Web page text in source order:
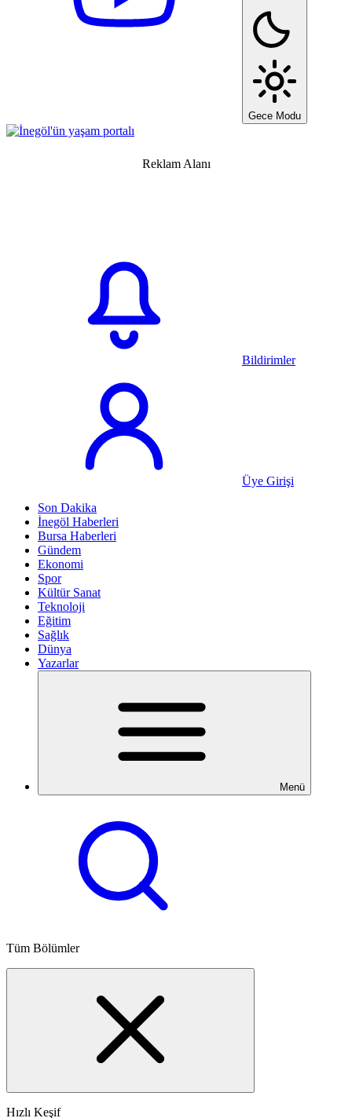
Gece Modu
Reklam Alanı
Bildirimler
Üye Girişi
Son Dakika
İnegöl Haberleri
Bursa Haberleri
Gündem
Ekonomi
Spor
Kültür Sanat
Teknoloji
Eğitim
Sağlık
Dünya
Yazarlar
Menü
Tüm Bölümler
Hızlı Keşif